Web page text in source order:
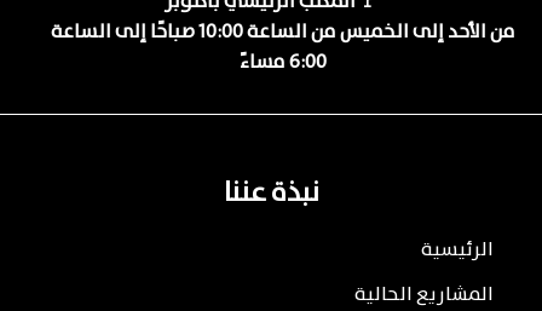
من الأحد إلى الخميس من الساعة 10:00 صباحًا إلى الساعة
6:00 مساءً
نبذة عننا
الرئيسية
المشاريع الحالية